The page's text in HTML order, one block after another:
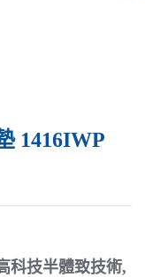
1416IWP
科技半體致技術,